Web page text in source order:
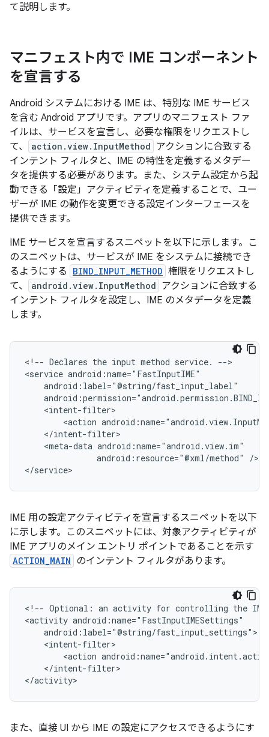
て説明します。
マニフェスト内で IME コンポーネント
を宣言する
Android システムにおける IME は、特別な IME サービス
を含む Android アプリです。アプリのマニフェスト ファ
イルは、サービスを宣言し、必要な権限をリクエストし
て、
action.view.InputMethod アクションに合致する
インテント フィルタと、IME の特性を定義するメタデー
タを提供する必要があります。また、システム設定から起
動できる「設定」アクティビティを定義することで、ユー
ザーが IME の動作を変更できる設定インターフェースを
提供できます。
IME サービスを宣言するスニペットを以下に示します。こ
のスニペットは、サービスが IME をシステムに接続でき
るようにする
BIND_INPUT_METHOD 権限をリクエストし
て、
android.view.InputMethod アクションに合致する
インテント フィルタを設定し、IME のメタデータを定義
します。
<!-- Declares the input method service.
-->
<service
<action
<meta-data
android:resource="@xml/method"
/>
</service>
IME 用の設定アクティビティを宣言するスニペットを以下
に示します。このスニペットには、対象アクティビティが
IME アプリのメイン エントリ ポイントであることを示す
ACTION_MAIN のインテント フィルタがあります。
<!-- Optional: an activity for controlling the IME
<activity
<action
</intent-filter>
</activity>
また、直接 UI から IME の設定にアクセスできるようにす